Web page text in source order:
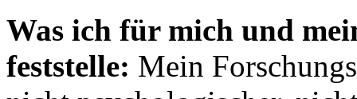
Was ich für mich und
feststelle: Mein